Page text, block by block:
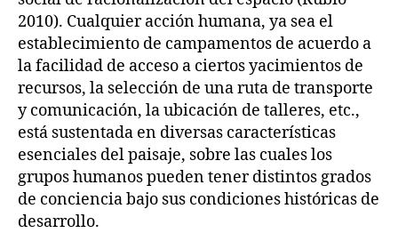
2010). Cualquier acción humana, ya sea el
establecimiento de campamentos de acuerdo a
la facilidad de acceso a ciertos yacimientos de
recursos, la selección de una ruta de transporte
y comunicación, la ubicación de talleres, etc.,
está sustentada en diversas características
esenciales del paisaje, sobre las cuales los
grupos humanos pueden tener distintos grados
de conciencia bajo sus condiciones históricas de
desarrollo.